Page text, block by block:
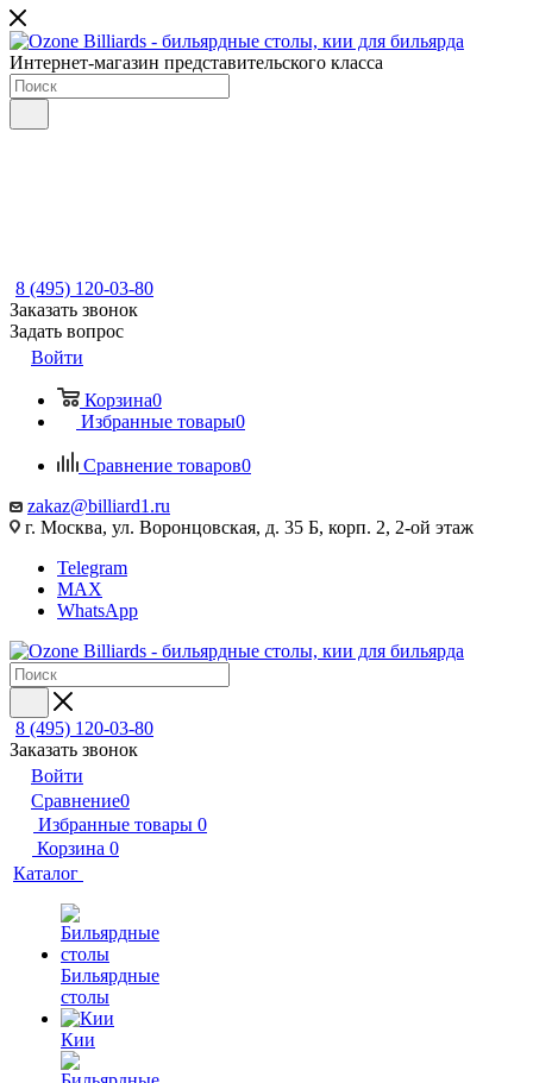
Интернет-магазин представительского класса
8 (495) 120-03-80
Заказать звонок
Задать вопрос
Войти
Корзина0
Избранные товары0
Сравнение товаров0
zakaz@billiard1.ru
г. Москва, ул. Воронцовская, д. 35 Б, корп. 2, 2-ой этаж
Telegram
MAX
WhatsApp
8 (495) 120-03-80
Заказать звонок
Войти
Сравнение0
Избранные товары 0
Корзина 0
Каталог
Бильярдные
столы
Кии